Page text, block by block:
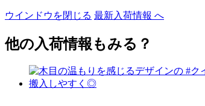
ウインドウを閉じる 最新入荷情報 へ
他の入荷情報もみる？